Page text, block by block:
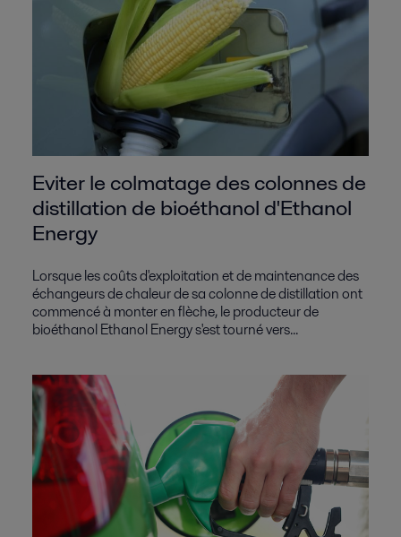
Eviter le colmatage des colonnes de
distillation de bioéthanol d'Ethanol
Energy
Lorsque les coûts d'exploitation et de maintenance des
échangeurs de chaleur de sa colonne de distillation ont
commencé à monter en flèche, le producteur de
bioéthanol Ethanol Energy s'est tourné vers...